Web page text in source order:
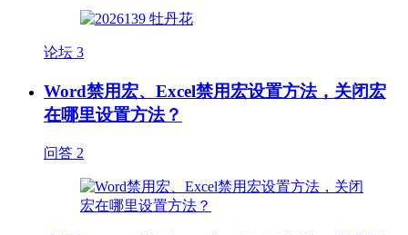
论坛 3
Word禁用宏、Excel禁用宏设置方法，关闭宏
在哪里设置方法？
问答 2